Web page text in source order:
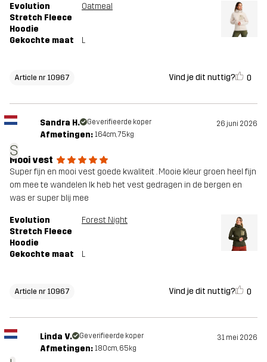
Evolution
Stretch Fleece
Hoodie
Oatmeal
Gekochte maat L
Article nr 10967 Vind je dit nuttig? 0
S
Sandra H. Geverifieerde koper 26 juni 2026
Afmetingen: 164cm, 75kg
Mooi vest
Super fijn en mooi vest goede kwaliteit . Mooie kleur groen heel fijn
om mee te wandelen Ik heb het vest gedragen in de bergen en
was er super blij mee
Evolution
Stretch Fleece
Hoodie
Forest Night
Gekochte maat L
Article nr 10967 Vind je dit nuttig? 0
Linda V. Geverifieerde koper 31 mei 2026
Afmetingen: 180cm, 65kg